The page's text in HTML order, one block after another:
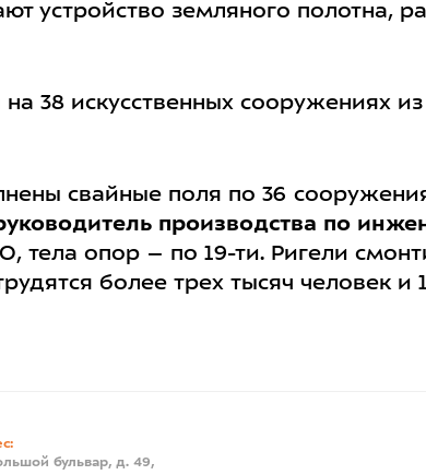
устройство земляного полотна,
38 искусственных сооружениях
свайные поля по 36
производства по
тела опор – по 19-ти. Ригели
более трех тысяч человек и
бульвар, д. 49,